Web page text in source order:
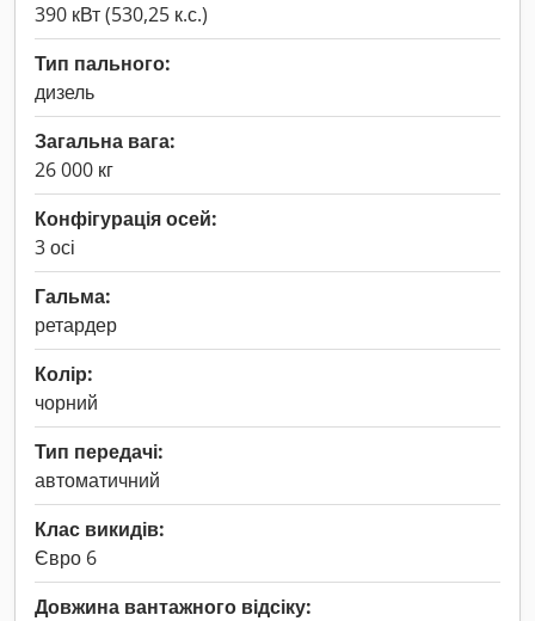
390 кВт (530,25 к.с.)
Тип пального:
дизель
Загальна вага:
26 000 кг
Конфігурація осей:
3 осі
Гальма:
ретардер
Колір:
чорний
Тип передачі:
автоматичний
Клас викидів:
Євро 6
Довжина вантажного відсіку: